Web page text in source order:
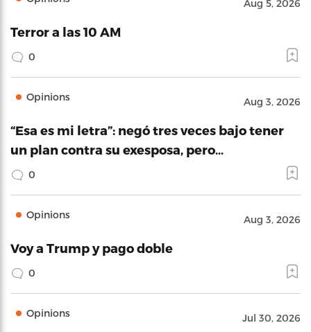
Aug 5, 2026
Terror a las 10 AM
0
Opinions Aug 3, 2026
“Esa es mi letra”: negó tres veces bajo tener
un plan contra su exesposa, pero…
0
Opinions Aug 3, 2026
Voy a Trump y pago doble
0
Opinions Jul 30, 2026